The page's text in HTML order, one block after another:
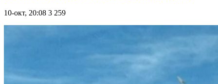
10-окт, 20:08 3 259